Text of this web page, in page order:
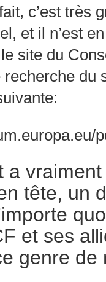
c’est
et il n’est
site du
du
a
tête, un
et ses
genre